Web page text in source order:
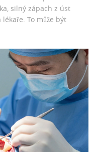
silný zápach z úst
To může být